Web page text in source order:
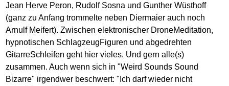
Jean Herve Peron, Rudolf Sosna und Gunther Wüsthoff
(ganz zu Anfang trommelte neben Diermaier auch noch
Arnulf Meifert). Zwischen elektronischer DroneMeditation,
hypnotischen SchlagzeugFiguren und abgedrehten
GitarreSchleifen geht hier vieles. Und gern alle(s)
zusammen. Auch wenn sich in "Weird Sounds Sound
Bizarre" irgendwer beschwert: "Ich darf wieder nicht